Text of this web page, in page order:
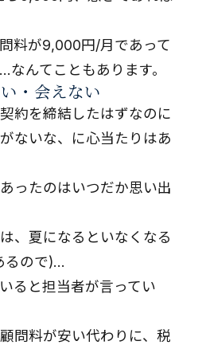
料が9,000円/月であって
んてこともあります。
・会えない
約を締結したはずなのに
ないな、に心当たりはあ
ったのはいつだか思い出
、夏になるといなくなる
るので)…
ると担当者が言ってい
問料が安い代わりに、税